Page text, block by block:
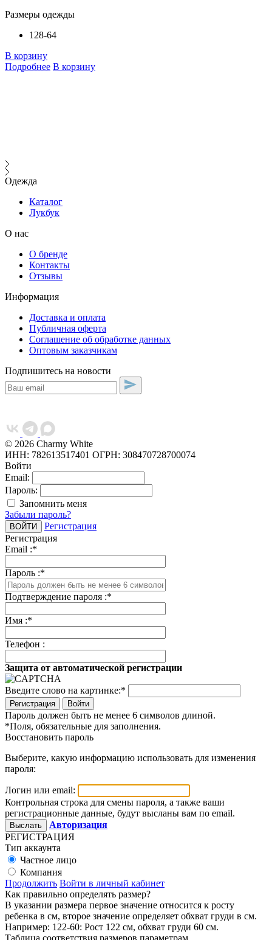
Размеры одежды
128-64
В корзину
Подробнее В корзину
Одежда
Каталог
Лукбук
О нас
О бренде
Контакты
Отзывы
Информация
Доставка и оплата
Публичная оферта
Соглашение об обработке данных
Оптовым заказчикам
Подпишитесь на новости
© 2026 Charmy White
ИНН: 782613517401 ОГРН: 308470728700074
Войти
Email:
Пароль:
Запомнить меня
Забыли пароль?
Регистрация
Регистрация
Email :*
Пароль :*
Подтверждение пароля :*
Имя :*
Телефон :
Защита от автоматической регистрации
Введите слово на картинке:*
Войти
Пароль должен быть не менее 6 символов длиной.
*Поля, обязательные для заполнения.
Восстановить пароль
Выберите, какую информацию использовать для изменения
пароля:
Логин или email:
Контрольная строка для смены пароля, а также ваши
регистрационные данные, будут высланы вам по email.
Авторизация
РЕГИСТРАЦИЯ
Тип аккаунта
Частное лицо
Компания
Продолжить Войти в личный кабинет
Как правильно определять размер?
В указании размера первое значение относится к росту
ребенка в см, второе значение определяет обхват груди в см.
Например: 122-60: Рост 122 см, обхват груди 60 см.